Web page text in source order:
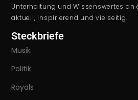
Unterhaltung und Wissenswertes an
aktuell, inspirierend und vielseitig.
Steckbriefe
Musik
Politik
Royals